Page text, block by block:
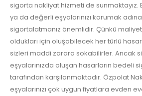
sigorta nakliyat hizmeti de sunmaktayız.
ya da değerli eşyalarınızı korumak adına
sigortalatmanız önemlidir. Çünkü
oldukları için oluşabilecek her türlü
sizleri maddi zarara sokabilirler. Ancak
eşyalarınızda oluşan hasarların bedeli
tarafından karşılanmaktadır. Özpolat
eşyalarınızı çok uygun fiyatlara evden